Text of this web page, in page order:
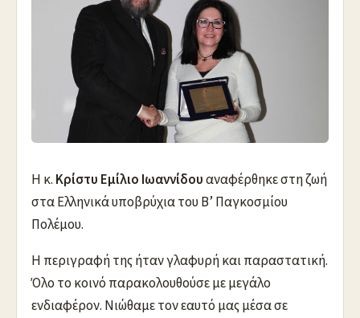
Η κ. Κρίστυ Εμίλιο Ιωαννίδουαναφέρθηκε στη ζωή
στα Ελληνικά υποβρύχια του Β’ Παγκοσμίου
Πολέμου.
Η περιγραφή της ήταν γλαφυρή και παραστατική.
Όλο το κοινό παρακολουθούσε με μεγάλο
ενδιαφέρον. Νιώθαμε τον εαυτό μας μέσα σε